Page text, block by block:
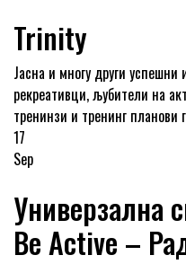
Trinity
Јасна и многу други
рекреативци, љубители на
тренинзи и тренинг планови
17
Sep
Универзална
Be Active –